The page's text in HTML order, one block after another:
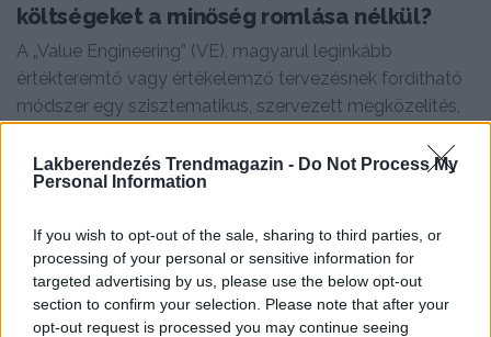
Lakberendezés Trendmagazin - Do Not Process My
Personal Information
If you wish to opt-out of the sale, sharing to third parties, or
processing of your personal or sensitive information for
targeted advertising by us, please use the below opt-out
section to confirm your selection. Please note that after your
opt-out request is processed you may continue seeing
költségeket a minőség romlása nélkül?
A „Value Engineering” (VE), magyarul leginkább
értékteremtő vagy értékelemző tervezésnek fordítható
módszer egy szisztematikus, szervezett megközelítés,